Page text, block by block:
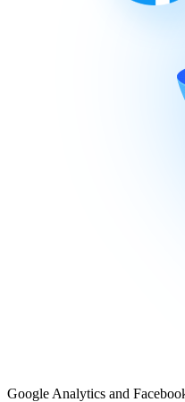
Google Analytics and